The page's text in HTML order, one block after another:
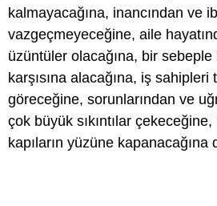
kalmayacağına, inancından ve
vazgeçmeyeceğine, aile
üzüntüler olacağına, bir
karşısına alacağına, iş
göreceğine, sorunlarından ve
çok büyük sıkıntılar
kapıların yüzüne